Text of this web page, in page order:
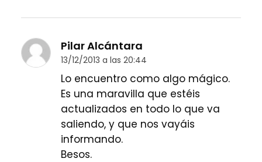
Pilar Alcántara
13/12/2013 a las 20:44
Lo encuentro como algo mágico.
Es una maravilla que estéis
actualizados en todo lo que va
saliendo, y que nos vayáis
informando.
Besos.